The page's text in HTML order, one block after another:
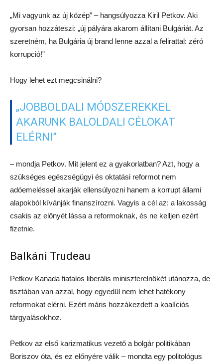
„Mi vagyunk az új közép” – hangsúlyozza Kiril Petkov. Aki
gyorsan hozzáteszi: „új pályára akarom állítani Bulgáriát. Az
szeretném, ha Bulgária új brand lenne azzal a felirattal: zéró
korrupció!”
Hogy lehet ezt megcsinálni?
„JOBBOLDALI MÓDSZEREKKEL
AKARUNK BALOLDALI CÉLOKAT
ELÉRNI”
– mondja Petkov. Mit jelent ez a gyakorlatban? Azt, hogy a
szükséges egészségügyi és oktatási reformot nem
adóemeléssel akarják ellensúlyozni hanem a korrupt állami
alapokból kívánják finanszírozni. Vagyis a cél az: a lakosság
csakis az előnyét lássa a reformoknak, és ne kelljen ezért
fizetnie.
Balkáni Trudeau
Petkov Kanada fiatalos liberális miniszterelnökét utánozza, de
tisztában van azzal, hogy egyedül nem lehet hatékony
reformokat elérni. Ezért máris hozzákezdett a koalíciós
tárgyalásokhoz.
Petkov az első karizmatikus vezető a bolgár politikában
Boriszov óta, és ez előnyére válik – mondta egy politológus